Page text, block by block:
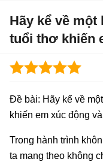
Hãy kể về
tuổi thơ khiến
Đề bài: Hãy kể về
khiến em xúc động
Trong hành trình
ta mang theo không